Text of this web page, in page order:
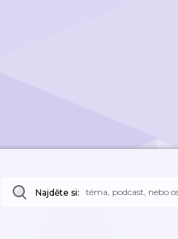
Najděte si: